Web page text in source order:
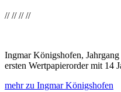
////////
Ingmar Königshofen,
ersten Wertpapierorder mit 14
mehr zu Ingmar Königshofen